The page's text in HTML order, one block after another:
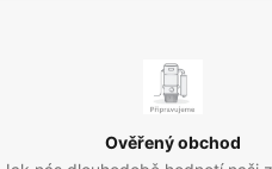
Ověřený obchod